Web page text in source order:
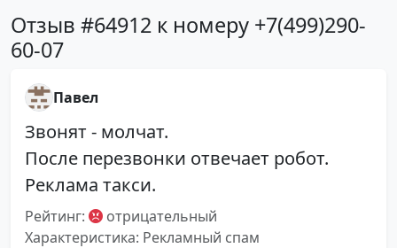
Отзыв #64912 к номеру +7(499)290-
60-07
Павел
Звонят - молчат.
После перезвонки отвечает робот.
Реклама такси.
Рейтинг:
отрицательный
Характеристика: Рекламный спам